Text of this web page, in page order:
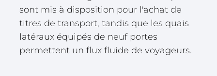
sont mis à disposition pour l'achat de
titres de transport, tandis que les quais
latéraux équipés de neuf portes
permettent un flux fluide de voyageurs.